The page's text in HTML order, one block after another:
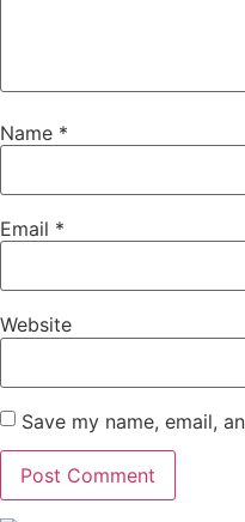
Name *
Email *
Website
Save my name, email,